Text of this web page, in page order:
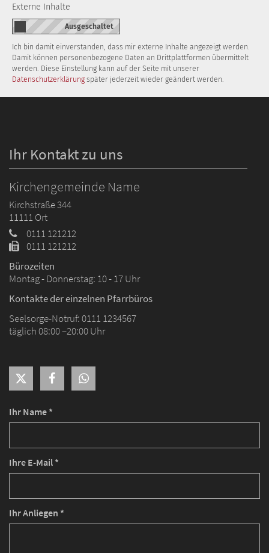
Externe Inhalte
Ich bin damit einverstanden, dass mir externe Inhalte angezeigt werden.
Damit können personenbezogene Daten an Drittplattformen übermittelt
werden. Diese Einstellung kann auf der Seite mit unserer
Datenschutzerklärung später jederzeit wieder geändert werden.
Ihr Name *
Ihre E-Mail *
Ihr Anliegen *
Ihr Kontakt zu uns
Kirchengemeinde Name
Kirchstraße 344
11111 Ort
0111 121212
0111 121212
Bürozeiten
Montag - Donnerstag: 10 - 17 Uhr
Kontakte der einzelnen Pfarrbüros
Seelsorge-Notruf: 0111 1234567
täglich 08:00 –20:00 Uhr